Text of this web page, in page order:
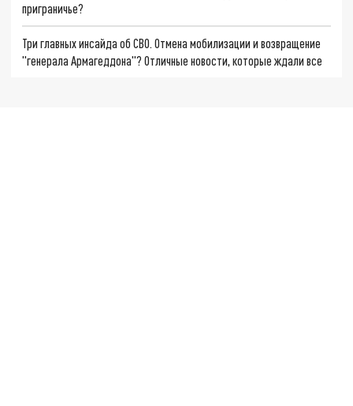
приграничье?
Три главных инсайда об СВО. Отмена мобилизации и возвращение
"генерала Армагеддона"? Отличные новости, которые ждали все